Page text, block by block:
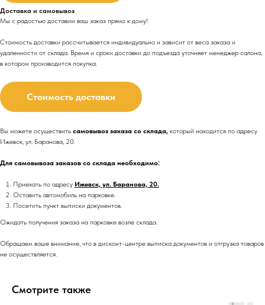
Доставка и самовывоз
Мы с радостью доставим ваш заказ прямо к дому!
Стоимость доставки рассчитывается индивидуально и зависит от веса заказа и
удаленности от склада. Время и сроки доставки до подъезда уточняет менеджер салона,
в котором производится покупка.
Стоимость доставки
Вы можете осуществить самовывоз заказа со склада, который находится по адресу
Ижевск, ул. Баранова, 20.
Для самовывоза заказов со склада необходимо:
Приехать по адресу Ижевск, ул. Баранова, 20.
Оставить автомобиль на парковке.
Посетить пункт выписки документов.
Ожидать получения заказа на парковке возле склада.
Обращаем ваше внимание, что в дисконт-центре выписка документов и отгрузка товаров
не осуществляется.
Смотрите также